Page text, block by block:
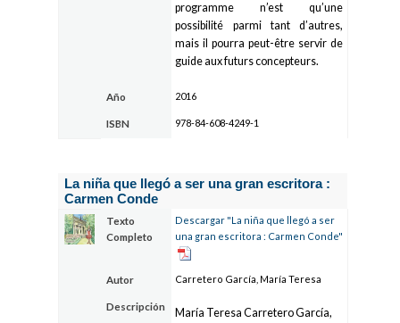
programme n’est qu’une
possibilité parmi tant d’autres,
mais il pourra peut-être servir de
guide aux futurs concepteurs.
Año 2016
ISBN 978-84-608-4249-1
La niña que llegó a ser una gran escritora :
Carmen Conde
Texto
Completo
Descargar "La niña que llegó a ser
una gran escritora : Carmen Conde"
Autor Carretero García, María Teresa
Descripción
María Teresa Carretero García,